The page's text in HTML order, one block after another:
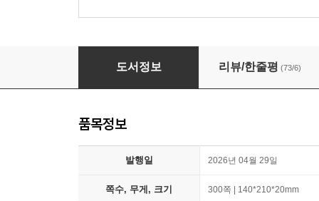
나는 부동산에 가지 않고 SNS로 분양권을 산다
도서정보 리뷰/한줄평 (73/6)
품목정보
발행일 2026년 04월 29일
쪽수, 무게, 크기 300쪽 | 140*210*20mm